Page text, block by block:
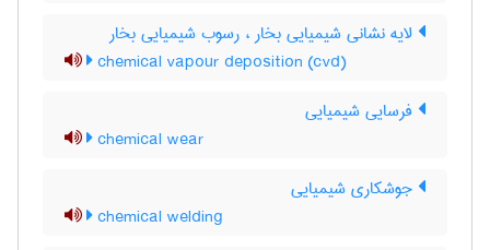
لایه نشانی شیمیایی بخار ، رسوب شیمیایی بخار
chemical vapour deposition (cvd)
فرسایی شیمیایی
chemical wear
جوشکاری شیمیایی
chemical welding